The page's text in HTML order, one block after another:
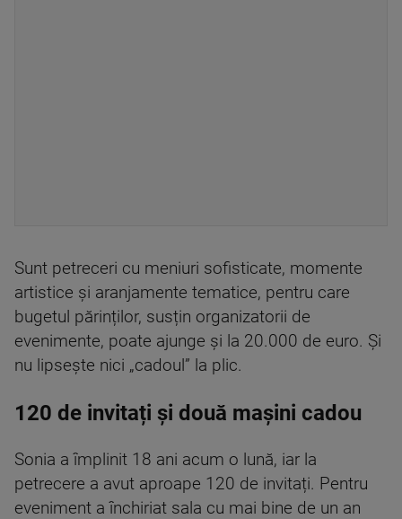
Sunt petreceri cu meniuri sofisticate, momente
artistice și aranjamente tematice, pentru care
bugetul părinților, susțin organizatorii de
evenimente, poate ajunge și la 20.000 de euro. Și
nu lipsește nici „cadoul” la plic.
120 de invitați și două mașini cadou
Sonia a împlinit 18 ani acum o lună, iar la
petrecere a avut aproape 120 de invitați. Pentru
eveniment a închiriat sala cu mai bine de un an